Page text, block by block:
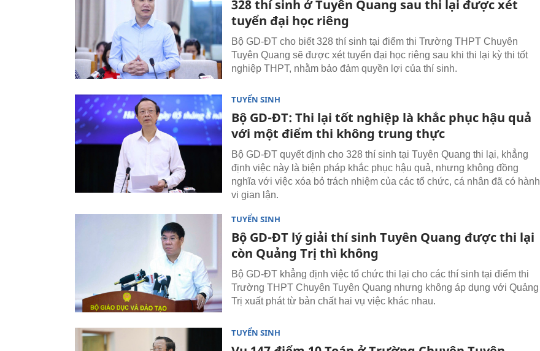
328 thí sinh ở Tuyên Quang sau thi lại được xét
tuyển đại học riêng
Bộ GD-ĐT cho biết 328 thí sinh tại điểm thi Trường THPT Chuyên
Tuyên Quang sẽ được xét tuyển đại học riêng sau khi thi lại kỳ thi tốt
nghiệp THPT, nhằm bảo đảm quyền lợi của thí sinh.
TUYỂN SINH
Bộ GD-ĐT: Thi lại tốt nghiệp là khắc phục hậu quả
với một điểm thi không trung thực
Bộ GD-ĐT quyết định cho 328 thí sinh tại Tuyên Quang thi lại, khẳng
định việc này là biện pháp khắc phục hậu quả, nhưng không đồng
nghĩa với việc xóa bỏ trách nhiệm của các tổ chức, cá nhân đã có hành
vi gian lận.
TUYỂN SINH
Bộ GD-ĐT lý giải thí sinh Tuyên Quang được thi lại
còn Quảng Trị thì không
Bộ GD-ĐT khẳng định việc tổ chức thi lại cho các thí sinh tại điểm thi
Trường THPT Chuyên Tuyên Quang nhưng không áp dụng với Quảng
Trị xuất phát từ bản chất hai vụ việc khác nhau.
TUYỂN SINH